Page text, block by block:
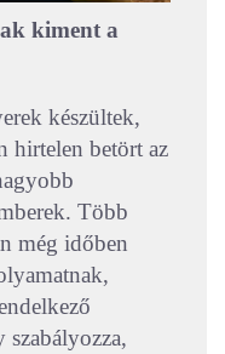
kiment a
készültek,
hirtelen betört az
Több
még időben
szabályozza,